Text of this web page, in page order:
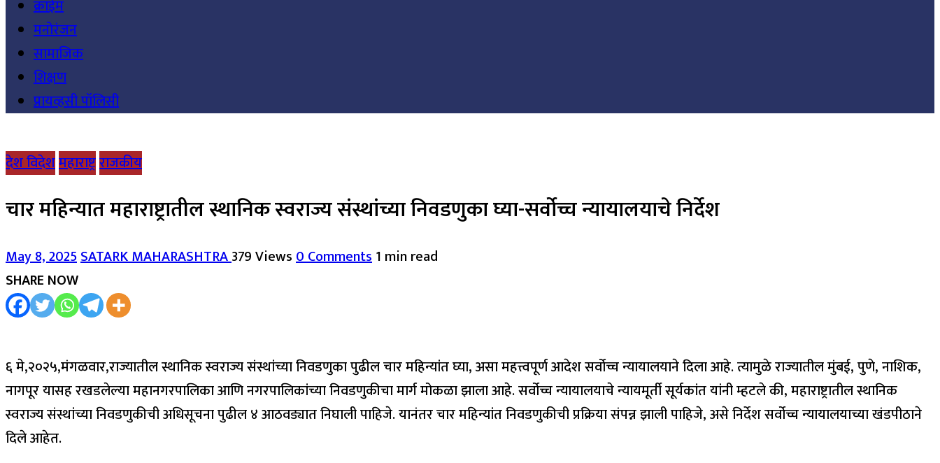
क्राईम
मनोरंजन
सामाजिक
शिक्षण
प्रायव्हसी पॉलिसी
देश विदेशमहाराष्ट्रराजकीय
चार महिन्यात महाराष्ट्रातील स्थानिक स्वराज्य संस्थांच्या निवडणुका घ्या-सर्वोच्च न्यायालयाचे निर्देश
May 8, 2025SATARK MAHARASHTRA379 Views0 Comments1 min read
SHARE NOW
६ मे,२०२५,मंगळवार,राज्यातील स्थानिक स्वराज्य संस्थांच्या निवडणुका पुढील चार महिन्यांत घ्या, असा महत्त्वपूर्ण आदेश सर्वोच्च न्यायालयाने दिला आहे. त्यामुळे राज्यातील मुंबई, पुणे, नाशिक,
नागपूर यासह रखडलेल्या महानगरपालिका आणि नगरपालिकांच्या निवडणुकीचा मार्ग मोकळा झाला आहे. सर्वोच्च न्यायालयाचे न्यायमूर्ती सूर्यकांत यांनी म्हटले की, महाराष्ट्रातील स्थानिक
स्वराज्य संस्थांच्या निवडणुकीची अधिसूचना पुढील ४ आठवड्यात निघाली पाहिजे. यानंतर चार महिन्यांत निवडणुकीची प्रक्रिया संपन्न झाली पाहिजे, असे निर्देश सर्वोच्च न्यायालयाच्या खंडपीठाने
दिले आहेत.